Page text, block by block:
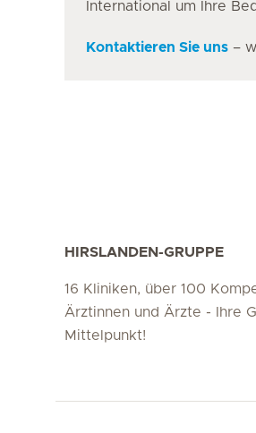
International um Ihre
Kontaktieren Sie uns –
HIRSLANDEN-GRUPPE
16 Kliniken, über 100
Ärztinnen und Ärzte - Ihre
Mittelpunkt!